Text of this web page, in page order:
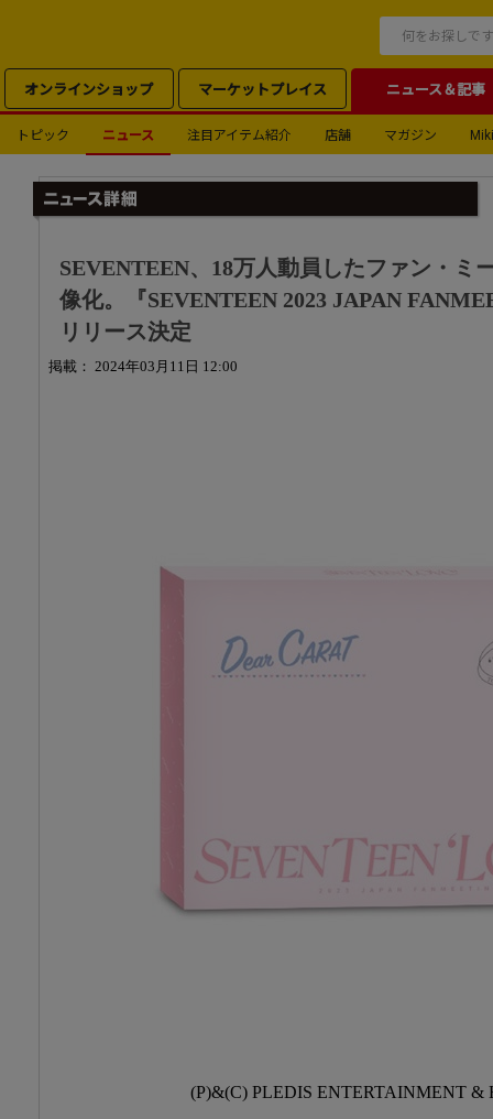
オンラインショップ マーケットプレイス ニュース＆記事
トピック ニュース 注目アイテム紹介 店舗 マガジン
SEVENTEEN、18万人動員したファン・ミ
像化。『SEVENTEEN 2023 JAPAN
リリース決定
掲載： 2024年03月11日 12:00
(P)&(C) PLEDIS ENTERTAINMENT &